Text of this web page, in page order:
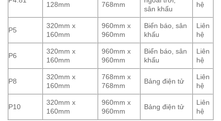
128mm
768mm
sân khấu
hệ
P5
320mm x
160mm
960mm x
960mm
Biển báo, sân
khấu
Liên
hệ
P6
320mm x
160mm
960mm x
960mm
Biển báo, sân
khấu
Liên
hệ
P8
320mm x
160mm
768mm x
768mm
Bảng điện tử
Liên
hệ
P10
320mm x
160mm
960mm x
960mm
Bảng điện tử
Liên
hệ